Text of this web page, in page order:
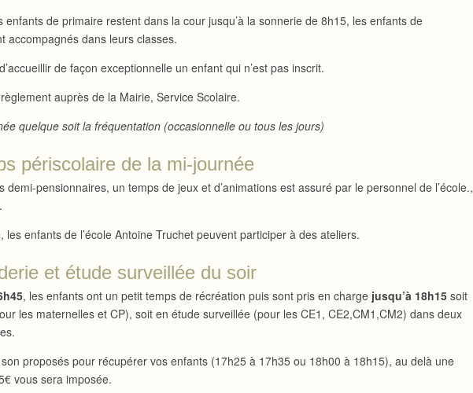
enfants de primaire restent dans la cour jusqu’à la sonnerie de 8h15, les enfants de
accompagnés dans leurs classes.
de façon exceptionnelle un enfant qui n’est pas inscrit.
auprès de la Mairie, Service Scolaire.
quelque soit la fréquentation (occasionnelle ou tous les jours)
périscolaire de la mi-journée
demi-pensionnaires, un temps de jeux et d’animations est assuré par le personnel de l’école.,
.
les enfants de l’école Antoine Truchet peuvent participer à des ateliers.
et étude surveillée du soir
, les enfants ont un petit temps de récréation puis sont pris en charge jusqu’à 18h15 soit
les maternelles et CP), soit en étude surveillée (pour les CE1, CE2,CM1,CM2) dans deux
proposés pour récupérer vos enfants (17h25 à 17h35 ou 18h00 à 18h15), au delà une
vous sera imposée.